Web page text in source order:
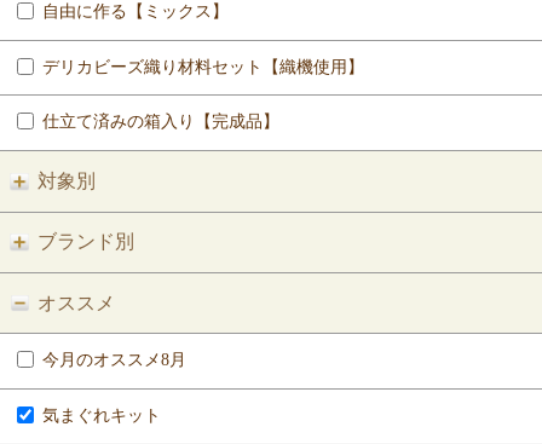
自由に作る【ミックス】
デリカビーズ織り材料セット【織機使用】
仕立て済みの箱入り【完成品】
対象別
ブランド別
オススメ
今月のオススメ8月
気まぐれキット